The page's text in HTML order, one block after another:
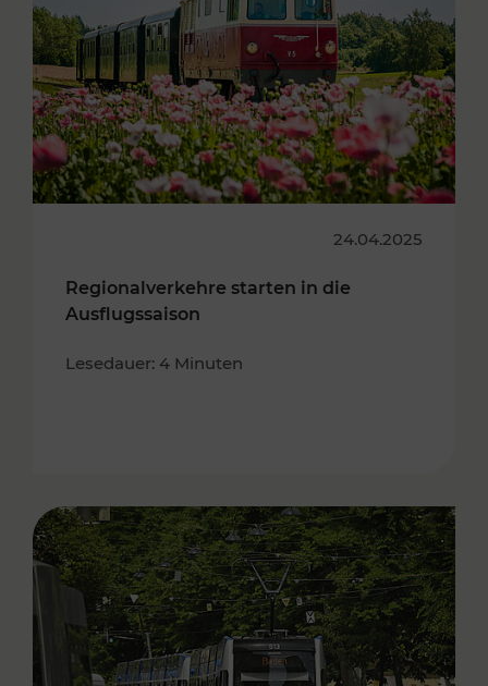
24.04.2025
Regionalverkehre starten in die
Ausflugssaison
Lesedauer: 4 Minuten